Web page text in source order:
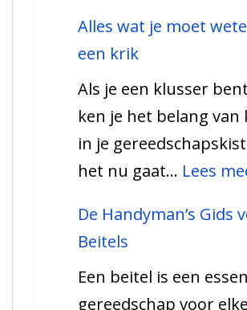
Alles wat je moet
een krik
Als je een klusser
ken je het belang van
in je
het nu gaat… Lees
De Handyman’s Gids
Beitels
Een beitel is een
gereedschap voor